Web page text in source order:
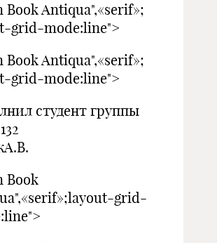
Book Antiqua",«serif»;
grid-mode:line">
Book Antiqua",«serif»;
grid-mode:line">
студент группы
– 132
Book
grid-